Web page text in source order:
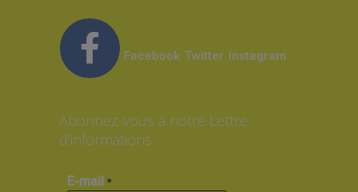
Facebook Twitter Instagram
Abonnez-vous à notre Lettre
d’informations
E-mail *